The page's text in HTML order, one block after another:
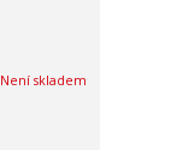
Není skladem